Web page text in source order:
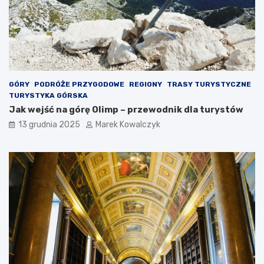
o
z
o
b
a
c
z
y
ć
?
P
o
l
s
c
e
GÓRY PODRÓŻE PRZYGODOWE REGIONY
TRASY TURYSTYCZNE
TURYSTYKA GÓRSKA
Jak wejść na górę Olimp – przewodnik dla turystów
13 grudnia 2025 Marek Kowalczyk